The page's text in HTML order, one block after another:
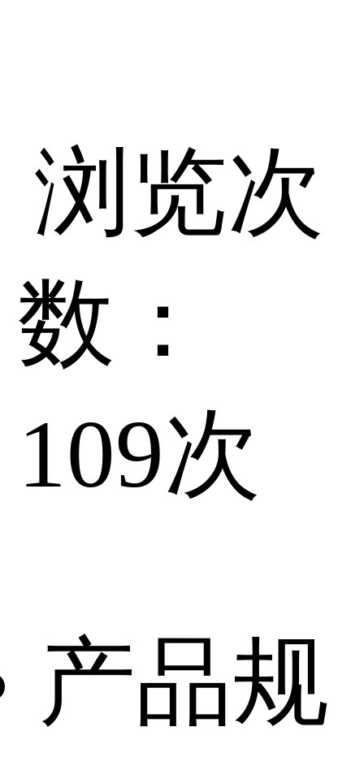
浏览次
数：
109次
产品规